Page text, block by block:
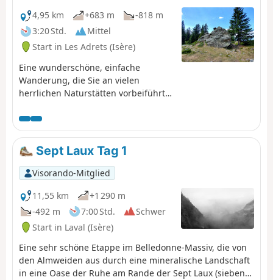
4,95 km
+683 m
-818 m
3:20 Std.
Mittel
Start in Les Adrets (Isère)
Eine wunderschöne, einfache
Wanderung, die Sie an vielen
herrlichen Naturstätten vorbeiführt
atemberaubenden Blick auf das
Grésivaudan-Tal und das Chartreuse-
Massiv genießen können.
Sept Laux Tag 1
Visorando-Mitglied
11,55 km
+1 290 m
-492 m
7:00 Std.
Schwer
Start in Laval (Isère)
Eine sehr schöne Etappe im Belledonne-Massiv, die von
den Almweiden aus durch eine mineralische Landschaft
in eine Oase der Ruhe am Rande der Sept Laux (sieben